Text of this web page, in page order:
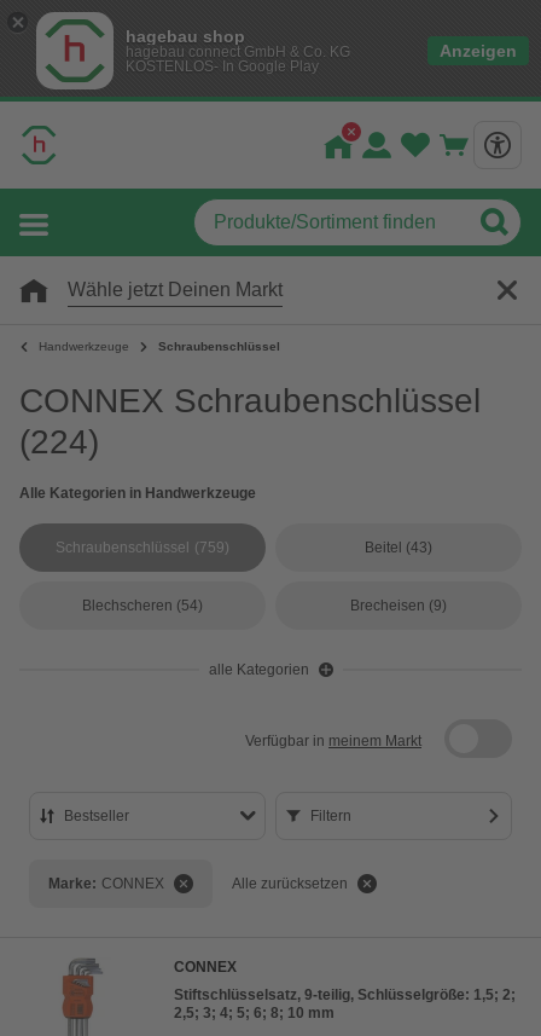
hagebau shop
hagebau connect GmbH & Co. KG
KOSTENLOS- In Google Play
Anzeigen
Wähle jetzt Deinen Markt
Handwerkzeuge Schraubenschlüssel
CONNEX Schraubenschlüssel
(224)
Alle Kategorien in Handwerkzeuge
Schraubenschlüssel (759) Beitel (43)
Blechscheren (54) Brecheisen (9)
alle Kategorien
Verfügbar in meinem Markt
Bestseller
Bewertung
Filtern
Marke: CONNEX Alle zurücksetzen
CONNEX
Stiftschlüsselsatz, 9-teilig, Schlüsselgröße: 1,5; 2;
2,5; 3; 4; 5; 6; 8; 10 mm